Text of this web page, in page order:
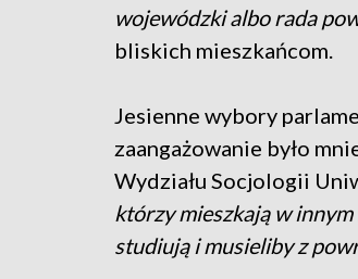
wojewódzki albo rada
bliskich mieszkańcom.
Jesienne wybory
zaangażowanie było
Wydziału Socjologii
którzy mieszkają w
studiują i musieliby z